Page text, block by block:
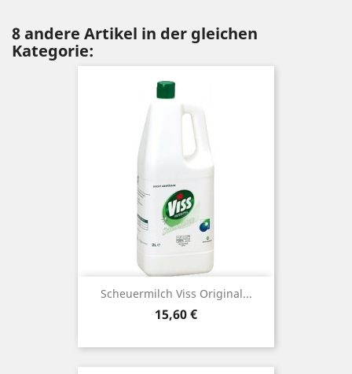
8 andere Artikel in der gleichen
Kategorie:
Scheuermilch Viss Original...
Preis
15,60 €